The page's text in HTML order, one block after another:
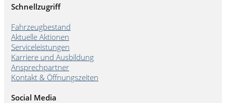
Schnellzugriff
Fahrzeugbestand
Aktuelle Aktionen
Serviceleistungen
Karriere und Ausbildung
Ansprechpartner
Kontakt & Öffnungszeiten
Social Media